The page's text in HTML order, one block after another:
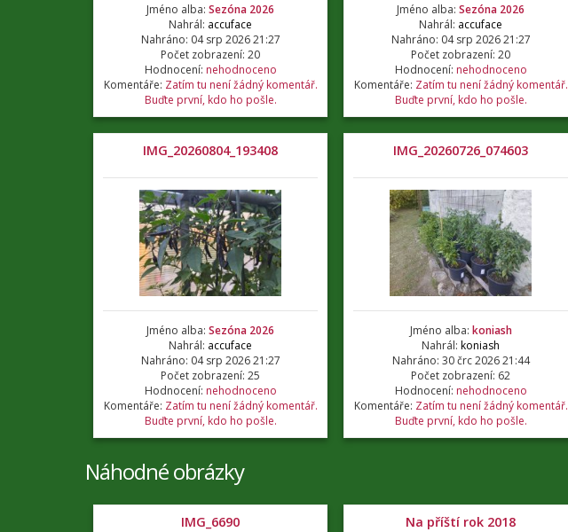
Jméno alba: Sezóna 2026
Nahrál: accuface
Nahráno: 04 srp 2026 21:27
Počet zobrazení: 20
Hodnocení: nehodnoceno
Komentáře: Zatím tu není žádný komentář.
Buďte první, kdo ho pošle.
Jméno alba: Sezóna 2026
Nahrál: accuface
Nahráno: 04 srp 2026 21:27
Počet zobrazení: 20
Hodnocení: nehodnoceno
Komentáře: Zatím tu není žádný komentář.
Buďte první, kdo ho pošle.
IMG_20260804_193408
Jméno alba: Sezóna 2026
Nahrál: accuface
Nahráno: 04 srp 2026 21:27
Počet zobrazení: 25
Hodnocení: nehodnoceno
Komentáře: Zatím tu není žádný komentář.
Buďte první, kdo ho pošle.
IMG_20260726_074603
Jméno alba: koniash
Nahrál: koniash
Nahráno: 30 črc 2026 21:44
Počet zobrazení: 62
Hodnocení: nehodnoceno
Komentáře: Zatím tu není žádný komentář.
Buďte první, kdo ho pošle.
Náhodné obrázky
IMG_6690 Na příští rok 2018